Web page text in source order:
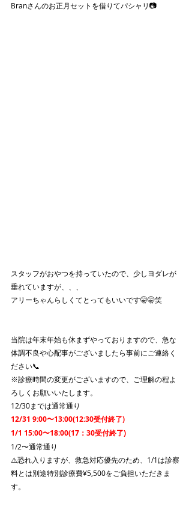
Branさんのお正月セットを借りてパシャリ📷
スタッフがおやつを持っていたので、少しヨダレが
垂れていますが、、、
アリーちゃんらしくてとってもいいです🤫🤫笑
当院は年末年始も休まずやっておりますので、急な
体調不良や心配事がございましたら事前にご連絡く
ださい📞
※診療時間の変更がございますので、ご理解の程よ
ろしくお願いいたします。
12/30までは通常通り
12/31 9:00〜13:00(12:30受付終了)
1/1 15:00〜18:00(17：30受付終了)
1/2〜通常通り
⚠️恐れ入りますが、救急対応優先のため、1/1は診察
料とは別途特別診療費¥5,500をご負担いただきま
す。